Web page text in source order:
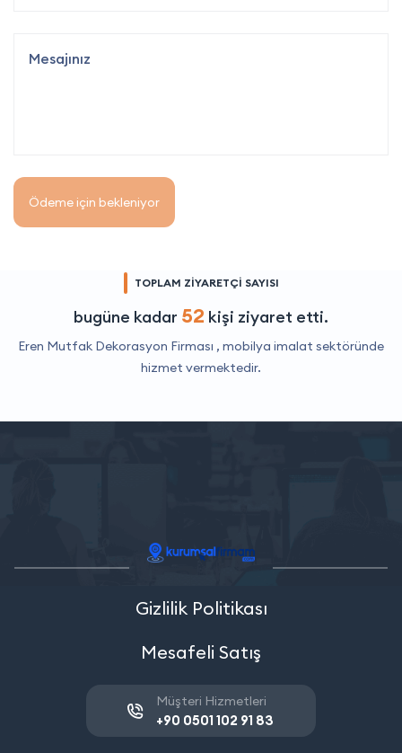
Ödeme için bekleniyor
TOPLAM ZİYARETÇİ SAYISI
bugüne kadar 52 kişi ziyaret etti.
Eren Mutfak Dekorasyon Firması , mobilya imalat sektöründe
hizmet vermektedir.
Gizlilik Politikası
Mesafeli Satış
Müşteri Hizmetleri
+90 0501 102 91 83